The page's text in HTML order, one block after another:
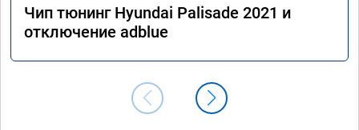
Чип тюнинг Hyundai Palisade 2021 и
отключение adblue